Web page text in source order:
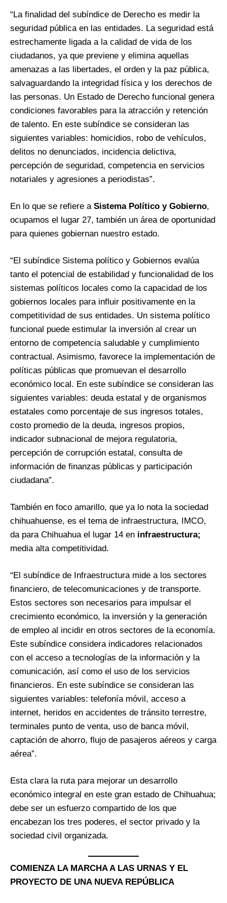
“La finalidad del subíndice de Derecho es medir la
seguridad pública en las entidades. La seguridad está
estrechamente ligada a la calidad de vida de los
ciudadanos, ya que previene y elimina aquellas
amenazas a las libertades, el orden y la paz pública,
salvaguardando la integridad física y los derechos de
las personas. Un Estado de Derecho funcional genera
condiciones favorables para la atracción y retención
de talento. En este subíndice se consideran las
siguientes variables: homicidios, robo de vehículos,
delitos no denunciados, incidencia delictiva,
percepción de seguridad, competencia en servicios
notariales y agresiones a periodistas”.
En lo que se refiere a Sistema Político y Gobierno,
ocupamos el lugar 27, también un área de oportunidad
para quienes gobiernan nuestro estado.
“El subíndice Sistema político y Gobiernos evalúa
tanto el potencial de estabilidad y funcionalidad de los
sistemas políticos locales como la capacidad de los
gobiernos locales para influir positivamente en la
competitividad de sus entidades. Un sistema político
funcional puede estimular la inversión al crear un
entorno de competencia saludable y cumplimiento
contractual. Asimismo, favorece la implementación de
políticas públicas que promuevan el desarrollo
económico local. En este subíndice se consideran las
siguientes variables: deuda estatal y de organismos
estatales como porcentaje de sus ingresos totales,
costo promedio de la deuda, ingresos propios,
indicador subnacional de mejora regulatoria,
percepción de corrupción estatal, consulta de
información de finanzas públicas y participación
ciudadana”.
También en foco amarillo, que ya lo nota la sociedad
chihuahuense, es el tema de infraestructura, IMCO,
da para Chihuahua el lugar 14 en infraestructura;
media alta competitividad.
“El subíndice de Infraestructura mide a los sectores
financiero, de telecomunicaciones y de transporte.
Estos sectores son necesarios para impulsar el
crecimiento económico, la inversión y la generación
de empleo al incidir en otros sectores de la economía.
Este subíndice considera indicadores relacionados
con el acceso a tecnologías de la información y la
comunicación, así como el uso de los servicios
financieros. En este subíndice se consideran las
siguientes variables: telefonía móvil, acceso a
internet, heridos en accidentes de tránsito terrestre,
terminales punto de venta, uso de banca móvil,
captación de ahorro, flujo de pasajeros aéreos y carga
aérea”.
Esta clara la ruta para mejorar un desarrollo
económico integral en este gran estado de Chihuahua;
debe ser un esfuerzo compartido de los que
encabezan los tres poderes, el sector privado y la
sociedad civil organizada.
COMIENZA LA MARCHA A LAS URNAS Y EL
PROYECTO DE UNA NUEVA REPÚBLICA